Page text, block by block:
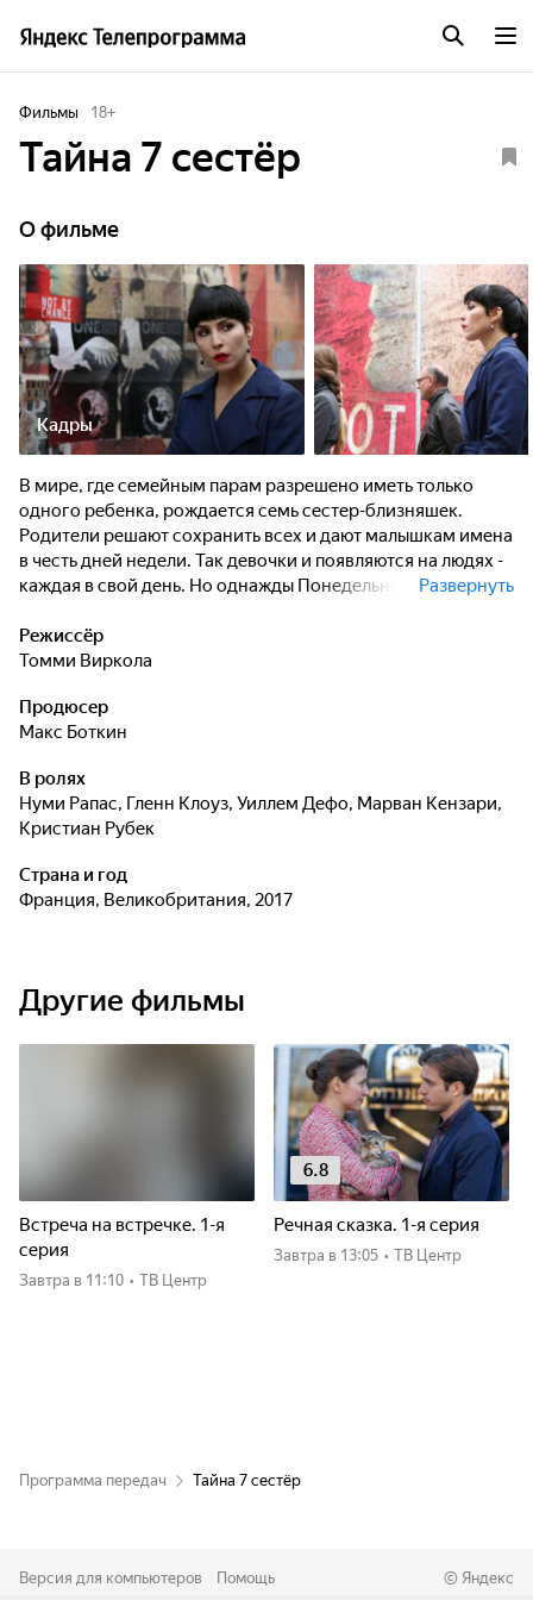
Фильмы 18+
Тайна 7 сестёр
О фильме
Кадры
В мире, где семейным парам разрешено иметь только
одного ребенка, рождается семь сестер-близняшек.
Родители решают сохранить всех и дают малышкам имена
в честь дней недели. Так девочки и появляются на людях -
каждая в свой день. Но однажды Понедельник
Развернуть
Режиссёр
Томми Виркола
Продюсер
Макс Боткин
В ролях
Нуми Рапас, Гленн Клоуз, Уиллем Дефо, Марван Кензари,
Кристиан Рубек
Страна и год
Франция, Великобритания, 2017
Другие фильмы
Встреча на встречке. 1-я
серия
Завтра в 11:10 • ТВ Центр
6.8
Речная сказка. 1-я серия
Завтра в 13:05 • ТВ Центр
Программа передач Тайна 7 сестёр
Версия для компьютеров Помощь © Яндекс